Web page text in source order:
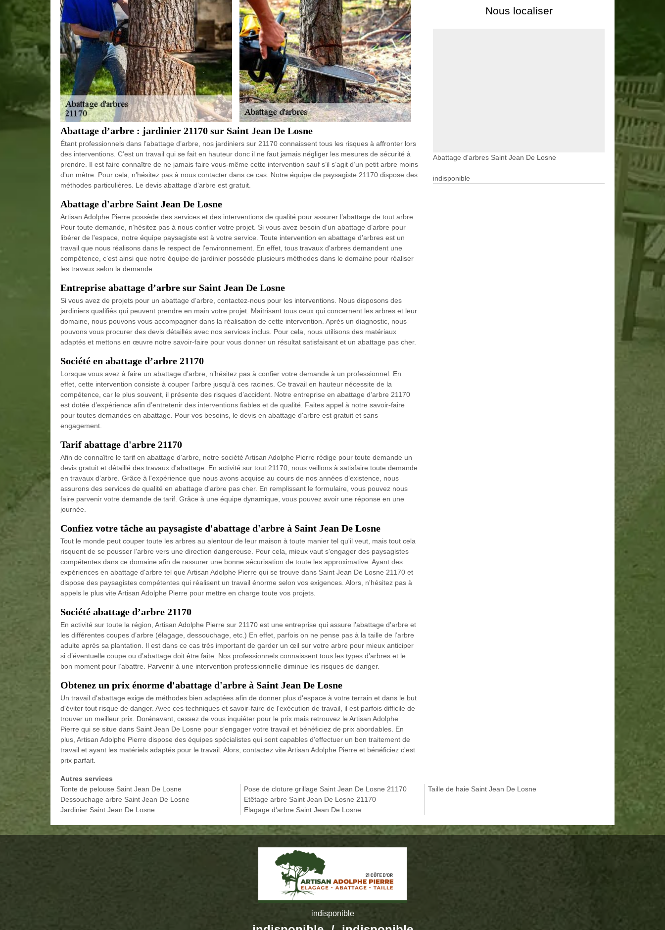
Abattage d’arbre : jardinier 21170 sur Saint Jean De Losne
Étant professionnels dans l’abattage d’arbre, nos jardiniers sur 21170 connaissent tous les risques à affronter lors
des interventions. C’est un travail qui se fait en hauteur donc il ne faut jamais négliger les mesures de sécurité à
prendre. Il est faire connaître de ne jamais faire vous-même cette intervention sauf s’il s’agit d’un petit arbre moins
d'un mètre. Pour cela, n’hésitez pas à nous contacter dans ce cas. Notre équipe de paysagiste 21170 dispose des
méthodes particulières. Le devis abattage d’arbre est gratuit.
Abattage d'arbre Saint Jean De Losne
Artisan Adolphe Pierre possède des services et des interventions de qualité pour assurer l’abattage de tout arbre.
Pour toute demande, n’hésitez pas à nous confier votre projet. Si vous avez besoin d'un abattage d’arbre pour
libérer de l'espace, notre équipe paysagiste est à votre service. Toute intervention en abattage d'arbres est un
travail que nous réalisons dans le respect de l'environnement. En effet, tous travaux d'arbres demandent une
compétence, c’est ainsi que notre équipe de jardinier possède plusieurs méthodes dans le domaine pour réaliser
les travaux selon la demande.
Entreprise abattage d’arbre sur Saint Jean De Losne
Si vous avez de projets pour un abattage d’arbre, contactez-nous pour les interventions. Nous disposons des
jardiniers qualifiés qui peuvent prendre en main votre projet. Maitrisant tous ceux qui concernent les arbres et leur
domaine, nous pouvons vous accompagner dans la réalisation de cette intervention. Après un diagnostic, nous
pouvons vous procurer des devis détaillés avec nos services inclus. Pour cela, nous utilisons des matériaux
adaptés et mettons en œuvre notre savoir-faire pour vous donner un résultat satisfaisant et un abattage pas cher.
Société en abattage d’arbre 21170
Lorsque vous avez à faire un abattage d’arbre, n’hésitez pas à confier votre demande à un professionnel. En
effet, cette intervention consiste à couper l’arbre jusqu’à ces racines. Ce travail en hauteur nécessite de la
compétence, car le plus souvent, il présente des risques d’accident. Notre entreprise en abattage d'arbre 21170
est dotée d’expérience afin d’entretenir des interventions fiables et de qualité. Faites appel à notre savoir-faire
pour toutes demandes en abattage. Pour vos besoins, le devis en abattage d'arbre est gratuit et sans
engagement.
Tarif abattage d'arbre 21170
Afin de connaître le tarif en abattage d'arbre, notre société Artisan Adolphe Pierre rédige pour toute demande un
devis gratuit et détaillé des travaux d'abattage. En activité sur tout 21170, nous veillons à satisfaire toute demande
en travaux d’arbre. Grâce à l'expérience que nous avons acquise au cours de nos années d’existence, nous
assurons des services de qualité en abattage d'arbre pas cher. En remplissant le formulaire, vous pouvez nous
faire parvenir votre demande de tarif. Grâce à une équipe dynamique, vous pouvez avoir une réponse en une
journée.
Confiez votre tâche au paysagiste d'abattage d'arbre à Saint Jean De Losne
Tout le monde peut couper toute les arbres au alentour de leur maison à toute manier tel qu'il veut, mais tout cela
risquent de se pousser l'arbre vers une direction dangereuse. Pour cela, mieux vaut s'engager des paysagistes
compétentes dans ce domaine afin de rassurer une bonne sécurisation de toute les approximative. Ayant des
expériences en abattage d'arbre tel que Artisan Adolphe Pierre qui se trouve dans Saint Jean De Losne 21170 et
dispose des paysagistes compétentes qui réalisent un travail énorme selon vos exigences. Alors, n'hésitez pas à
appels le plus vite Artisan Adolphe Pierre pour mettre en charge toute vos projets.
Société abattage d’arbre 21170
En activité sur toute la région, Artisan Adolphe Pierre sur 21170 est une entreprise qui assure l’abattage d’arbre et
les différentes coupes d’arbre (élagage, dessouchage, etc.) En effet, parfois on ne pense pas à la taille de l’arbre
adulte après sa plantation. Il est dans ce cas très important de garder un œil sur votre arbre pour mieux anticiper
si d’éventuelle coupe ou d’abattage doit être faite. Nos professionnels connaissent tous les types d’arbres et le
bon moment pour l’abattre. Parvenir à une intervention professionnelle diminue les risques de danger.
Obtenez un prix énorme d'abattage d'arbre à Saint Jean De Losne
Un travail d'abattage exige de méthodes bien adaptées afin de donner plus d'espace à votre terrain et dans le but
d'éviter tout risque de danger. Avec ces techniques et savoir-faire de l'exécution de travail, il est parfois difficile de
trouver un meilleur prix. Dorénavant, cessez de vous inquiéter pour le prix mais retrouvez le Artisan Adolphe
Pierre qui se situe dans Saint Jean De Losne pour s'engager votre travail et bénéficiez de prix abordables. En
plus, Artisan Adolphe Pierre dispose des équipes spécialistes qui sont capables d'effectuer un bon traitement de
travail et ayant les matériels adaptés pour le travail. Alors, contactez vite Artisan Adolphe Pierre et bénéficiez c'est
prix parfait.
Nous localiser
Abattage d'arbres Saint Jean De Losne
indisponible
Autres services
Tonte de pelouse Saint Jean De Losne
Dessouchage arbre Saint Jean De Losne
Jardinier Saint Jean De Losne
Pose de cloture grillage Saint Jean De Losne 21170
Etêtage arbre Saint Jean De Losne 21170
Elagage d'arbre Saint Jean De Losne
Taille de haie Saint Jean De Losne
indisponible